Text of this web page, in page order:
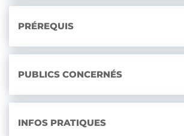
PRÉREQUIS
PUBLICS CONCERNÉS
INFOS PRATIQUES